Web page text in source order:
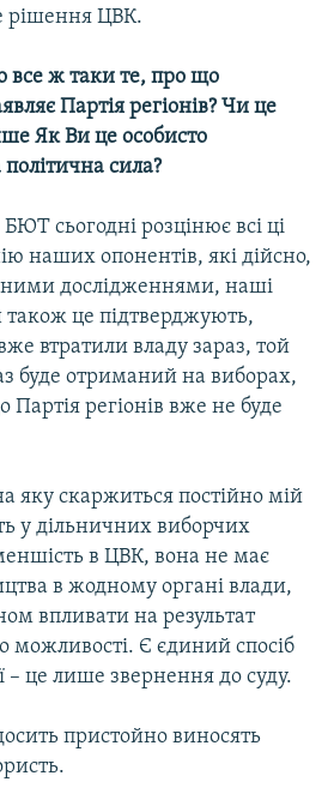
рішення ЦВК.
ж таки те, про що
Партія регіонів? Чи це
Як Ви це особисто
сила?
БЮТ сьогодні розцінює всі ці
наших опонентів, які дійсно,
дослідженнями, наші
також це підтверджують,
втратили владу зараз, той
буде отриманий на виборах,
Партія регіонів вже не буде
яку скаржиться постійно мій
у дільничних виборчих
в ЦВК, вона не має
в жодному органі влади,
впливати на результат
можливості. Є єдиний спосіб
– це лише звернення до суду.
пристойно виносять